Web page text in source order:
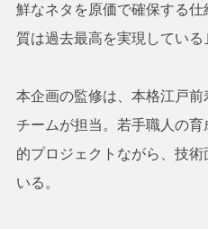
鮮なネタを原価で確保する
質は過去最高を実現している
本企画の監修は、本格江戸
チームが担当。若手職人の
的プロジェクトながら、技
いる。